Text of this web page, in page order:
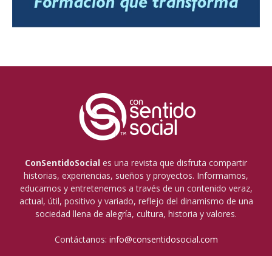
ConSentidoSocial es una revista que disfruta compartir
historias, experiencias, sueños y proyectos. Informamos,
educamos y entretenemos a través de un contenido veraz,
actual, útil, positivo y variado, reflejo del dinamismo de una
sociedad llena de alegría, cultura, historia y valores.
Contáctanos: info@consentidosocial.com